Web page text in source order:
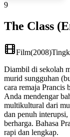
9
The Class
Film(2008)
Diambil di sekolah
murid sungguhan
cara remaja Prancis
Anda mendengar
multikultural dari
dan penuh
berharga. Bahasa
rapi dan lengkap.